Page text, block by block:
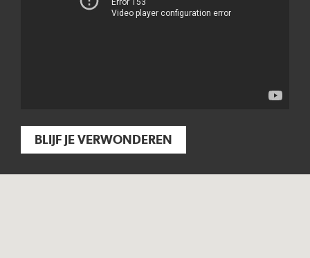
BLIJF JE VERWONDEREN